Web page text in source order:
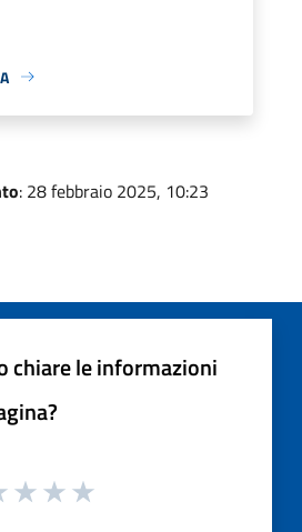
: 28 febbraio 2025, 10:23
chiare le informazioni